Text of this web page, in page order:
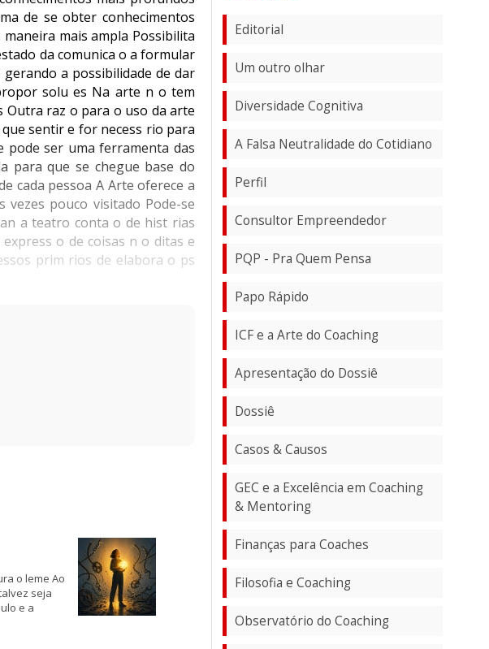
de se obter conhecimentos
mais ampla Possibilita
da comunica o a formular
a possibilidade de dar
solu es Na arte n o tem
Outra raz o para o uso da arte
sentir e for necess rio para
pode ser uma ferramenta das
para que se chegue base do
cada pessoa A Arte oferece a
pouco visitado Pode-se
a teatro conta o de hist rias
o de coisas n o ditas e
prim rios de elabora o ps
o leme Ao
seja
e a
Editorial
Um outro olhar
Diversidade Cognitiva
A Falsa Neutralidade do Cotidiano
Perfil
Consultor Empreendedor
PQP - Pra Quem Pensa
Papo Rápido
ICF e a Arte do Coaching
Apresentação do Dossiê
Dossiê
Casos & Causos
GEC e a Excelência em Coaching
& Mentoring
Finanças para Coaches
Filosofia e Coaching
Observatório do Coaching